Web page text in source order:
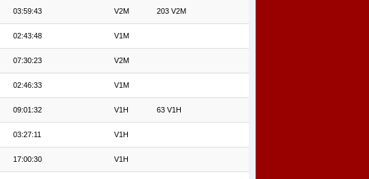
03:59:43 V2M 203 V2M
02:43:48 V1M
07:30:23 V2M
02:46:33 V1M
09:01:32 V1H 63 V1H
03:27:11 V1H
17:00:30 V1H